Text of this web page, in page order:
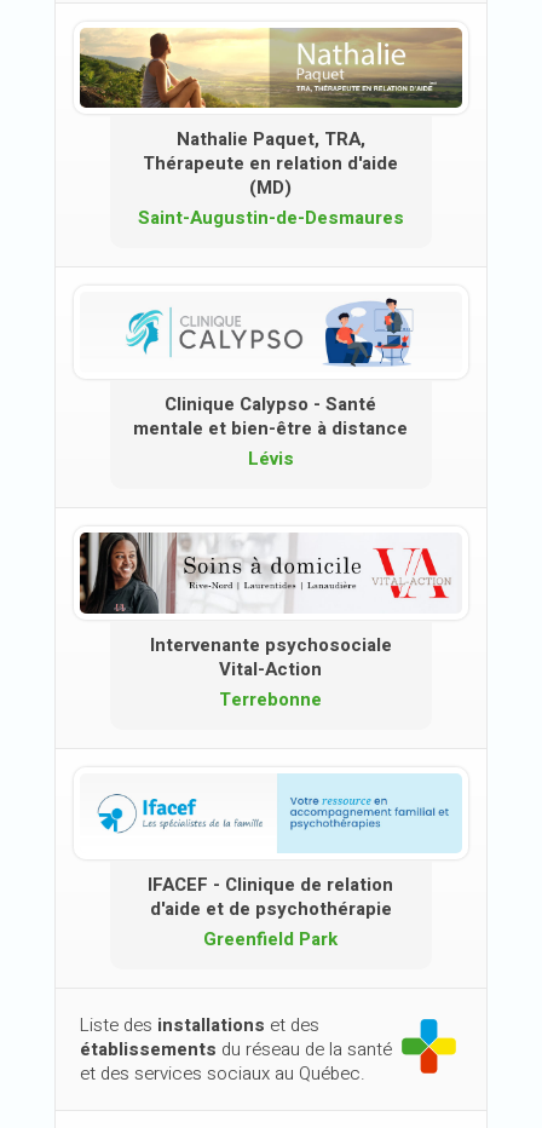
Nathalie Paquet, TRA,
Thérapeute en relation d'aide
(MD)
Saint-Augustin-de-Desmaures
Clinique Calypso - Santé
mentale et bien-être à distance
Lévis
Intervenante psychosociale
Vital-Action
Terrebonne
IFACEF - Clinique de relation
d'aide et de psychothérapie
Greenfield Park
Liste des installations et des
établissements du réseau de la santé
et des services sociaux au Québec.